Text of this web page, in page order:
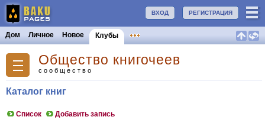
РЕГИСТРАЦИЯ
ВХОД
Дом Личное Новое Клубы
Общество книгочеев
сообщество
Каталог книг
Список Добавить запись